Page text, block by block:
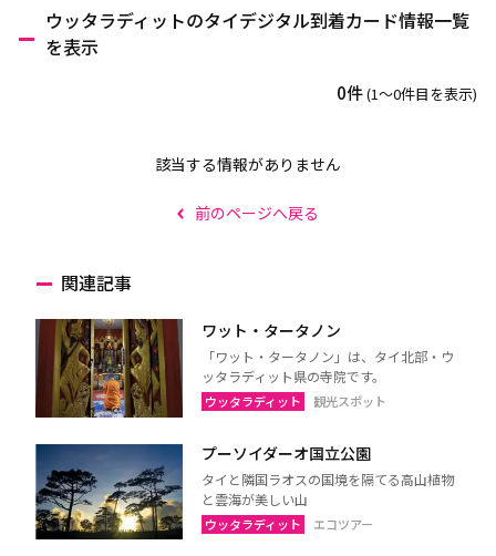
ウッタラディットのタイデジタル到着カード情報一覧
を表示
0件(1〜0件目を表示)
該当する情報がありません
前のページへ戻る
関連記事
ワット・タータノン
「ワット・タータノン」は、タイ北部・ウ
ッタラディット県の寺院です。
ウッタラディット 観光スポット
プーソイダーオ国立公園
タイと隣国ラオスの国境を隔てる高山植物
と雲海が美しい山
ウッタラディット エコツアー